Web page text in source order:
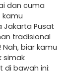
dan cuma
kamu
Jakarta Pusat
tradisional
biar kamu
simak
di bawah ini: